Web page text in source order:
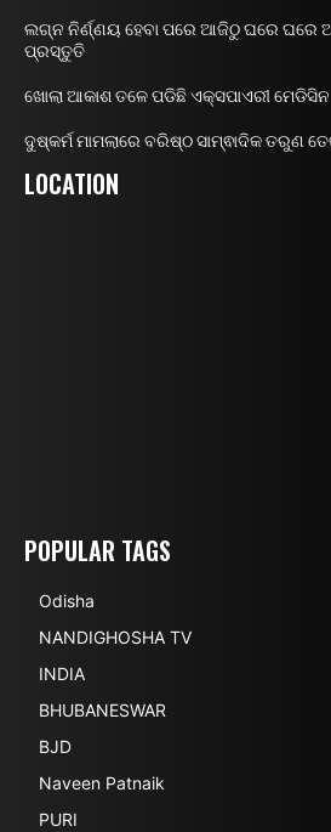
ଲଗ୍ନ ନିର୍ଣ୍ଣୟ ହେବା ପରେ ଆଜିଠୁ ଘରେ
ପ୍ରସ୍ତୁତି
ଖୋଲା ଆକାଶ ତଳେ ପଡିଛି ଏକ୍ସପାଏରୀ ମେଡିସିନ
ଦୁଷ୍କର୍ମ ମାମଲାରେ ବରିଷ୍ଠ ସାମ୍ଵାଦିକ ତରୁଣ
LOCATION
POPULAR TAGS
Odisha
NANDIGHOSHA TV
INDIA
BHUBANESWAR
BJD
Naveen Patnaik
PURI